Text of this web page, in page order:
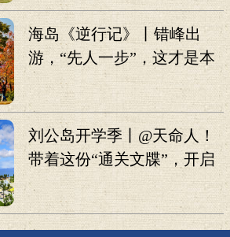
海岛《逆行记》丨错峰出
游，“先人一步”，这才是本
地人真心推荐的打卡攻略！
刘公岛开学季丨@天命人！
带着这份“通关文牒”，开启
《黑神话：悟空》线下副
本！